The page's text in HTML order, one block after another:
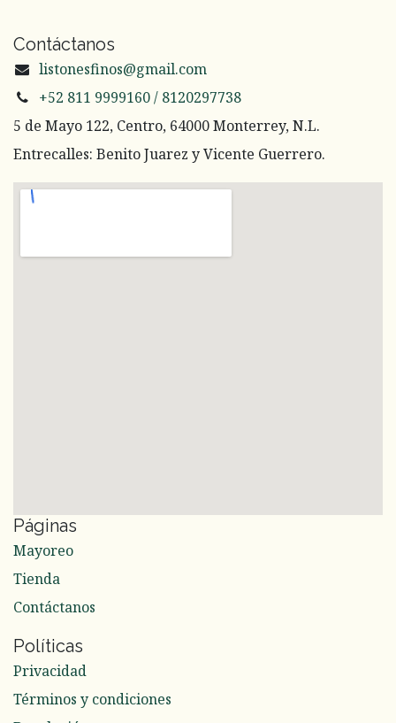
Contáctanos
listonesfinos@gmail.com
+52 811 9999160 / 8120297738
5 de Mayo 122, Centro, 64000 Monterrey, N.L.
Entrecalles: Benito Juarez y Vicente Guerrero.
Páginas
Mayoreo
Tienda
Contáctanos
Políticas
Privacidad
Términos y condiciones